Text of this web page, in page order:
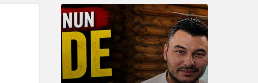
Gündüz Modu
Gündüz modunu seçin.